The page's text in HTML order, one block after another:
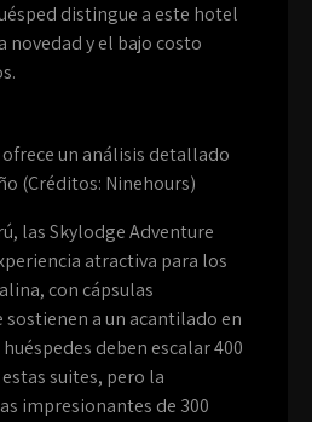
distingue a este hotel
novedad y el bajo costo
un análisis detallado
(Créditos: Ninehours)
las Skylodge Adventure
atractiva para los
con cápsulas
a un acantilado en
deben escalar 400
suites, pero la
impresionantes de 300